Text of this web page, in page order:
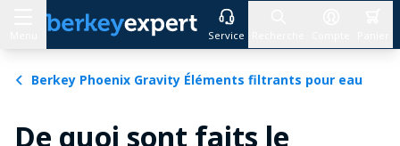
Service
Berkey Phoenix Gravity Éléments filtrants pour eau
De quoi sont faits le